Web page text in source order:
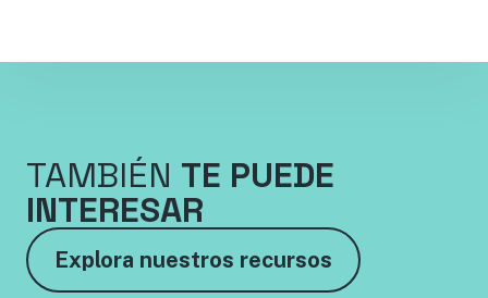
TAMBIÉN TE PUEDE
INTERESAR
Explora nuestros recursos